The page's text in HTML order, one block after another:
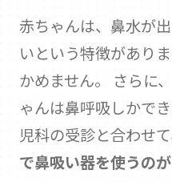
赤ちゃんは、鼻水が
いという特徴があり
かめません。 さらに
ゃんは鼻呼吸しかで
児科の受診と合わせ
で鼻吸い器を使うのが